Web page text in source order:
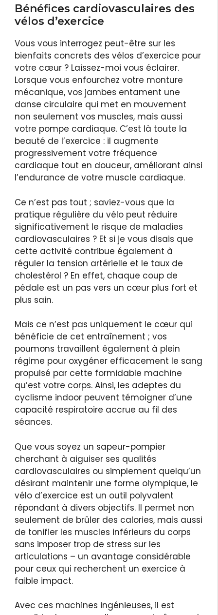
Bénéfices cardiovasculaires des
vélos d’exercice
Vous vous interrogez peut-être sur les
bienfaits concrets des vélos d’exercice pour
votre cœur ? Laissez-moi vous éclairer.
Lorsque vous enfourchez votre monture
mécanique, vos jambes entament une
danse circulaire qui met en mouvement
non seulement vos muscles, mais aussi
votre pompe cardiaque. C’est là toute la
beauté de l’exercice : il augmente
progressivement votre fréquence
cardiaque tout en douceur, améliorant ainsi
l’endurance de votre muscle cardiaque.
Ce n’est pas tout ; saviez-vous que la
pratique régulière du vélo peut réduire
significativement le risque de maladies
cardiovasculaires ? Et si je vous disais que
cette activité contribue également à
réguler la tension artérielle et le taux de
cholestérol ? En effet, chaque coup de
pédale est un pas vers un cœur plus fort et
plus sain.
Mais ce n’est pas uniquement le cœur qui
bénéficie de cet entraînement ; vos
poumons travaillent également à plein
régime pour oxygéner efficacement le sang
propulsé par cette formidable machine
qu’est votre corps. Ainsi, les adeptes du
cyclisme indoor peuvent témoigner d’une
capacité respiratoire accrue au fil des
séances.
Que vous soyez un sapeur-pompier
cherchant à aiguiser ses qualités
cardiovasculaires ou simplement quelqu’un
désirant maintenir une forme olympique, le
vélo d’exercice est un outil polyvalent
répondant à divers objectifs. Il permet non
seulement de brûler des calories, mais aussi
de tonifier les muscles inférieurs du corps
sans imposer trop de stress sur les
articulations – un avantage considérable
pour ceux qui recherchent un exercice à
faible impact.
Avec ces machines ingénieuses, il est